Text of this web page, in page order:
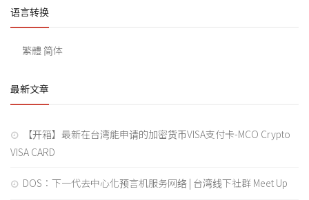
语言转换
繁體 简体
最新文章
【开箱】最新在台湾能申请的加密货币VISA支付卡-MCO Crypto
VISA CARD
DOS：下一代去中心化预言机服务网络 | 台湾线下社群 Meet Up